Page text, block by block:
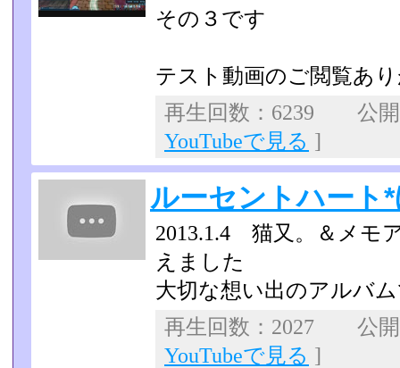
その３です
テスト動画のご閲覧あ
再生回数：6239 公
YouTubeで見る ]
ルーセントハート
2013.1.4 猫又。＆メモ
えました
大切な想い出のアルバ
再生回数：2027 公
YouTubeで見る ]